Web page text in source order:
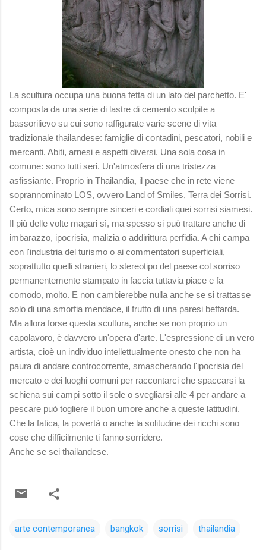
La scultura occupa una buona fetta di un lato del parchetto. E'
composta da una serie di lastre di cemento scolpite a
bassorilievo su cui sono raffigurate varie scene di vita
tradizionale thailandese: famiglie di contadini, pescatori, nobili e
mercanti. Abiti, arnesi e aspetti diversi. Una sola cosa in
comune: sono tutti seri. Un'atmosfera di una tristezza
asfissiante. Proprio in Thailandia, il paese che in rete viene
soprannominato LOS, ovvero Land of Smiles, Terra dei Sorrisi.
Certo, mica sono sempre sinceri e cordiali quei sorrisi siamesi.
Il più delle volte magari sì, ma spesso si può trattare anche di
imbarazzo, ipocrisia, malizia o addirittura perfidia. A chi campa
con l'industria del turismo o ai commentatori superficiali,
soprattutto quelli stranieri, lo stereotipo del paese col sorriso
permanentemente stampato in faccia tuttavia piace e fa
comodo, molto. E non cambierebbe nulla anche se si trattasse
solo di una smorfia mendace, il frutto di una paresi beffarda.
Ma allora forse questa scultura, anche se non proprio un
capolavoro, è davvero un'opera d'arte. L'espressione di un vero
artista, cioè un individuo intellettualmente onesto che non ha
paura di andare controcorrente, smascherando l'ipocrisia del
mercato e dei luoghi comuni per raccontarci che spaccarsi la
schiena sui campi sotto il sole o svegliarsi alle 4 per andare a
pescare può togliere il buon umore anche a queste latitudini.
Che la fatica, la povertà o anche la solitudine dei ricchi sono
cose che difficilmente ti fanno sorridere.
Anche se sei thailandese.
arte contemporanea bangkok sorrisi thailandia